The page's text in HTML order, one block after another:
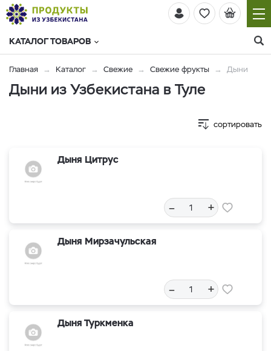
КАТАЛОГ ТОВАРОВ
Главная Каталог Свежие Свежие фрукты Дыни
Дыни из Узбекистана в Туле
сортировать
Дыня Цитрус
– +
Дыня Мирзачульская
– +
Дыня Туркменка